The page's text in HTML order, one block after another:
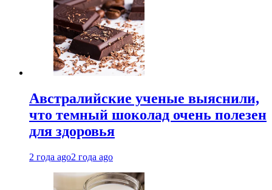
Австралийские ученые выяснили,
что темный шоколад очень полезен
для здоровья
2 года ago2 года ago